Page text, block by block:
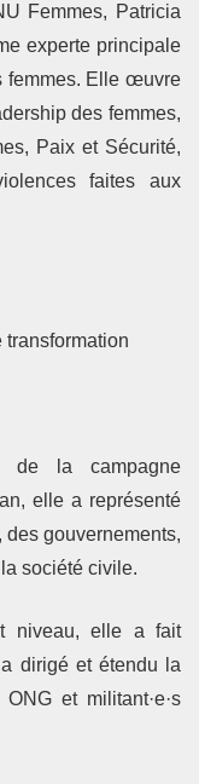
Femmes, Patricia
experte principale
femmes. Elle œuvre
des femmes,
Paix et Sécurité,
faites aux
transformation
de la campagne
elle a représenté
des gouvernements,
société civile.
niveau, elle a fait
dirigé et étendu la
et militant·e·s